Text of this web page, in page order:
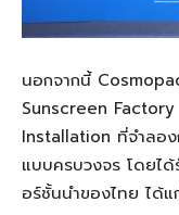
นอกจากนี้
Sunscreen Factory
Installation ที่จำลอ
แบบครบวงจร โดยไ
อร์ชั้นนำของไทย ได้แ